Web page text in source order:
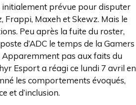
initialement prévue pour disputer
Maxeh et Skewz. Mais le
Peu après la fuite du roster,
d’ADC le temps de la Gamers
pas aux faits du
Esport a réagi ce lundi 7 avril en
les comportements évoqués,
et d’inclusion.